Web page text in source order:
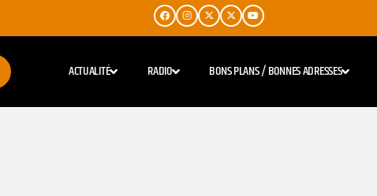
ACTUALITÉ RADIO BONS PLANS / BONNES ADRESSES